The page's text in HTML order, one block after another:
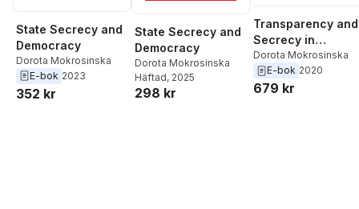
State Secrecy and
Democracy
Dorota Mokrosinska
E-bok 2023
352 kr
State Secrecy and
Democracy
Dorota Mokrosinska
Häftad, 2025
298 kr
Transparency and
Secrecy in
European
Democracies
Dorota Mokrosinska
E-bok 2020
679 kr